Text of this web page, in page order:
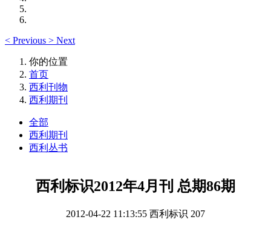
< Previous > Next
你的位置
首页
西利刊物
西利期刊
全部
西利期刊
西利丛书
西利标识2012年4月刊 总期86期
2012-04-22 11:13:55 西利标识 207